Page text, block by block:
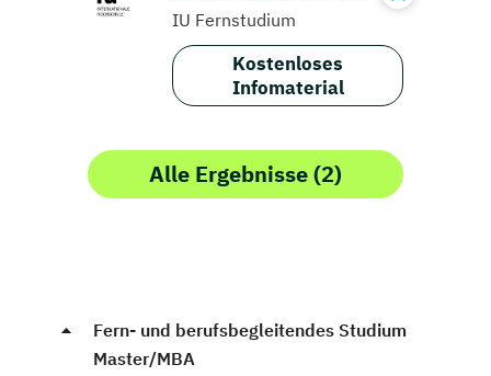
IU Fernstudium
Kostenloses
Infomaterial
Alle Ergebnisse (2)
Fern- und berufsbegleitendes Studium
Master/MBA